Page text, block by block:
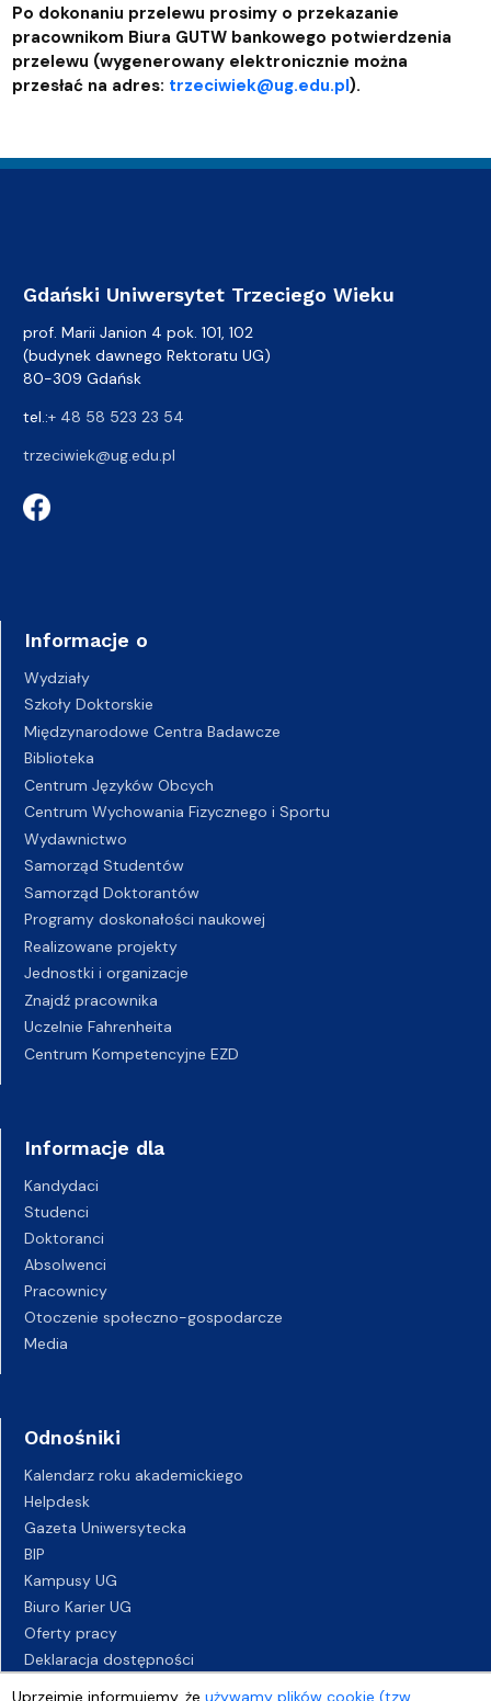
Uprzejmie informujemy, żeużywamy plików cookie (tzw.
Po dokonaniu przelewu prosimy o przekazanie
pracownikom Biura GUTW bankowego potwierdzenia
przelewu (wygenerowany elektronicznie można
przesłać na adres: trzeciwiek@ug.edu.pl).
Gdański Uniwersytet Trzeciego Wieku
prof. Marii Janion 4 pok. 101, 102
(budynek dawnego Rektoratu UG)
80-309 Gdańsk
tel.:+ 48 58 523 23 54
trzeciwiek@ug.edu.pl
Informacje o
Wydziały
Szkoły Doktorskie
Międzynarodowe Centra Badawcze
Biblioteka
Centrum Języków Obcych
Centrum Wychowania Fizycznego i Sportu
Wydawnictwo
Samorząd Studentów
Samorząd Doktorantów
Programy doskonałości naukowej
Realizowane projekty
Jednostki i organizacje
Znajdź pracownika
Uczelnie Fahrenheita
Centrum Kompetencyjne EZD
Informacje dla
Kandydaci
Studenci
Doktoranci
Absolwenci
Pracownicy
Otoczenie społeczno-gospodarcze
Media
Odnośniki
Kalendarz roku akademickiego
Helpdesk
Gazeta Uniwersytecka
BIP
Kampusy UG
Biuro Karier UG
Oferty pracy
Deklaracja dostępności